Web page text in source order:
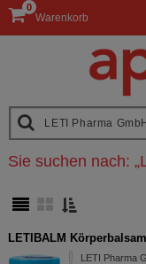
Warenkorb
0
Sie suchen nach: „
LETIBALM Körperbalsam
LETI Pharma